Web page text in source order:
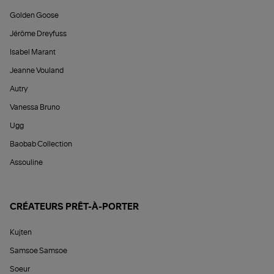
Golden Goose
Jérôme Dreyfuss
Isabel Marant
Jeanne Vouland
Autry
Vanessa Bruno
Ugg
Baobab Collection
Assouline
CRÉATEURS PRÊT-À-PORTER
Kujten
Samsoe Samsoe
Soeur